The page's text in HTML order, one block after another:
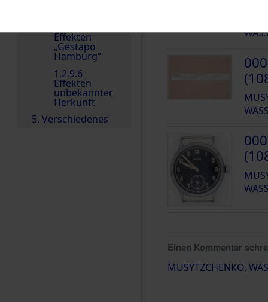
Effekten
„Gestapo
Hamburg“
1.2.9.6
Effekten
unbekannter
Herkunft
5. Verschiedenes
Einen Kommentar
MUSYTZCHENKO,